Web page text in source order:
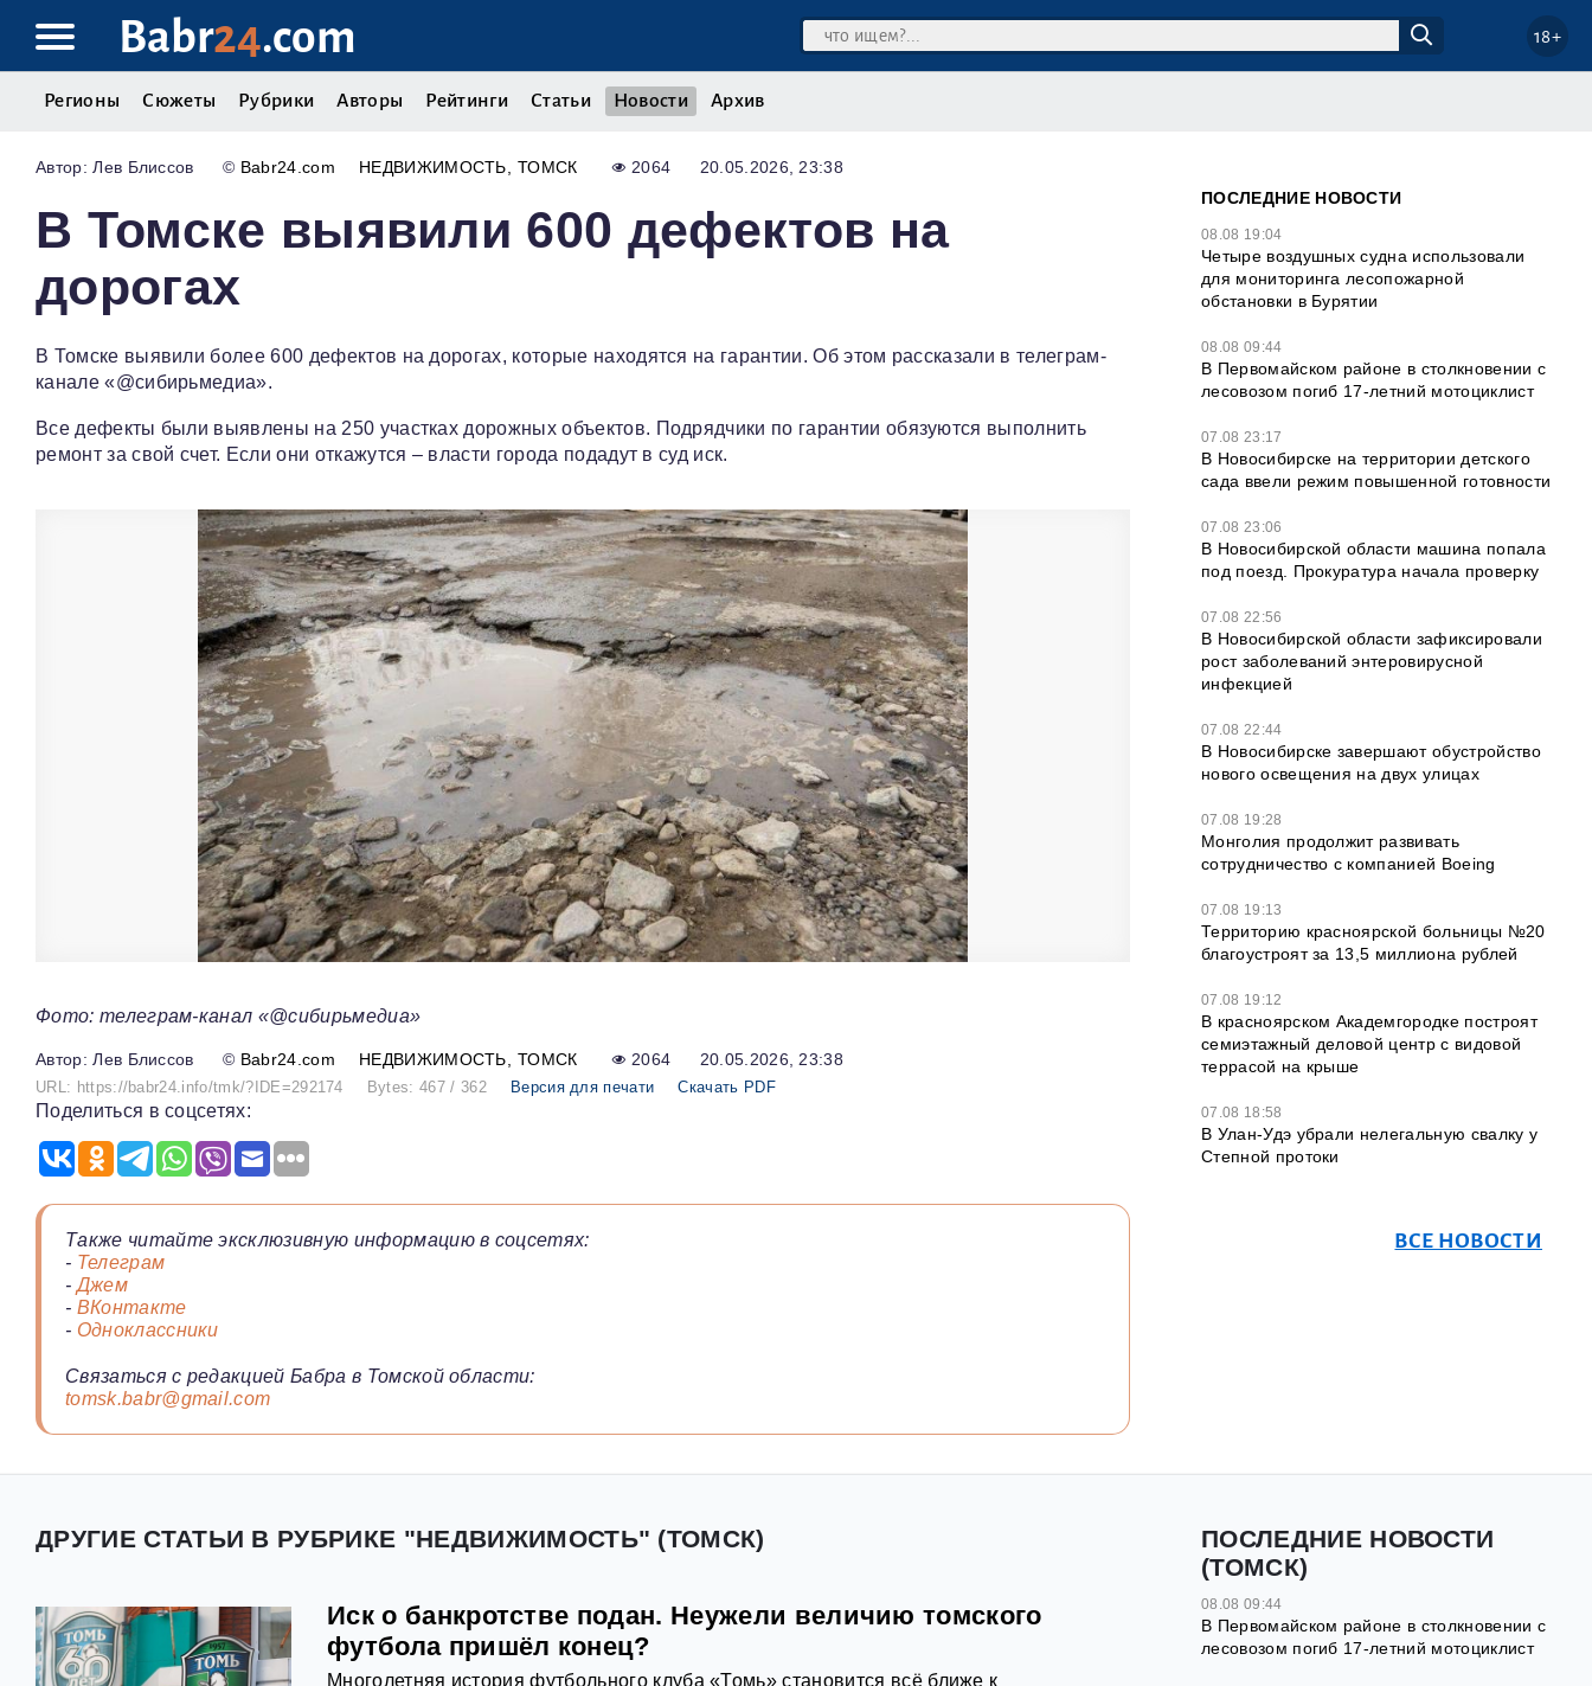
Babr24.com 18+
Регионы Сюжеты Рубрики Авторы Рейтинги Статьи Новости Архив
Лев Блиссов © Babr24.com НЕДВИЖИМОСТЬ ТОМСК 2064 20.05.2026, 23:38
В Томске выявили 600 дефектов на
дорогах
В Томске выявили более 600 дефектов на дорогах, которые находятся на гарантии. Об этом рассказали в телеграм-
канале «@сибирьмедиа».
Все дефекты были выявлены на 250 участках дорожных объектов. Подрядчики по гарантии обязуются выполнить
ремонт за свой счет. Если они откажутся – власти города подадут в суд иск.
Фото: телеграм-канал «@сибирьмедиа»
Лев Блиссов © Babr24.com НЕДВИЖИМОСТЬ ТОМСК 2064 20.05.2026, 23:38
URL: https://babr24.info/tmk/?IDE=292174 Bytes: 467 / 362 Версия для печати Скачать PDF
Поделиться в соцсетях:
Также читайте эксклюзивную информацию в соцсетях:
- Телеграм
-Джем
- ВКонтакте
- Одноклассники
Связаться с редакцией Бабра в Томской области:
tomsk.babr@gmail.com
ПОСЛЕДНИЕ НОВОСТИ
08.08 19:04
Четыре воздушных судна использовали
для мониторинга лесопожарной
обстановки в Бурятии
08.08 09:44
В Первомайском районе в столкновении с
лесовозом погиб 17-летний мотоциклист
07.08 23:17
В Новосибирске на территории детского
сада ввели режим повышенной готовности
07.08 23:06
В Новосибирской области машина попала
под поезд. Прокуратура начала проверку
07.08 22:56
В Новосибирской области зафиксировали
рост заболеваний энтеровирусной
инфекцией
07.08 22:44
В Новосибирске завершают обустройство
нового освещения на двух улицах
07.08 19:28
Монголия продолжит развивать
сотрудничество с компанией Boeing
07.08 19:13
Территорию красноярской больницы №20
благоустроят за 13,5 миллиона рублей
07.08 19:12
В красноярском Академгородке построят
семиэтажный деловой центр с видовой
террасой на крыше
07.08 18:58
В Улан-Удэ убрали нелегальную свалку у
Степной протоки
ВСЕ НОВОСТИ
ДРУГИЕ СТАТЬИ В РУБРИКЕ "НЕДВИЖИМОСТЬ" (ТОМСК)
Иск о банкротстве подан. Неужели величию томского
футбола пришёл конец?
Многолетняя история футбольного клуба «Томь» становится всё ближе к
ПОСЛЕДНИЕ НОВОСТИ
(ТОМСК)
08.08 09:44
В Первомайском районе в столкновении с
лесовозом погиб 17-летний мотоциклист